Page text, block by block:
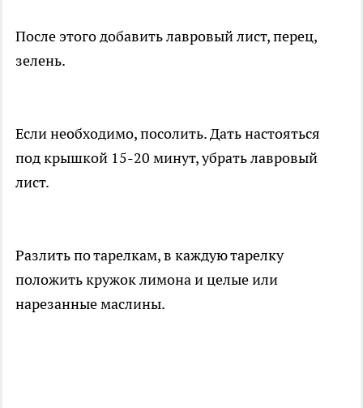
После этого добавить лавровый лист, перец,
зелень.
Если необходимо, посолить. Дать настояться
под крышкой 15-20 минут, убрать лавровый
лист.
Разлить по тарелкам, в каждую тарелку
положить кружок лимона и целые или
нарезанные маслины.